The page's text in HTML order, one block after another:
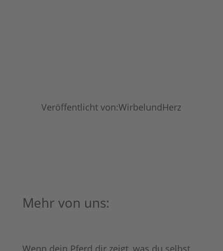
Veröffentlicht von:WirbelundHerz
Mehr von uns:
Wenn dein Pferd dir zeigt, was du selbst